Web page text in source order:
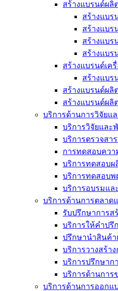
สร้างแบรนด์ผ
สร้างแบร
สร้างแบร
สร้างแบร
สร้างแบร
สร้างแบรนด์เค
สร้างแบร
สร้างแบรนด์ผ
สร้างแบรนด์ผ
บริการด้านการวิจัย
บริการวิจัยและ
บริการตรวจส
การทดสอบควา
บริการทดสอบ
บริการทดสอบ
บริการอบรมแล
บริการด้านการตลาด
รับปรึกษาการส
บริการให้คำปรึ
ปรึกษานำสินค้าเ
บริการวางสร้า
บริการปรึกษาก
บริการด้านการ
บริการด้านการออก